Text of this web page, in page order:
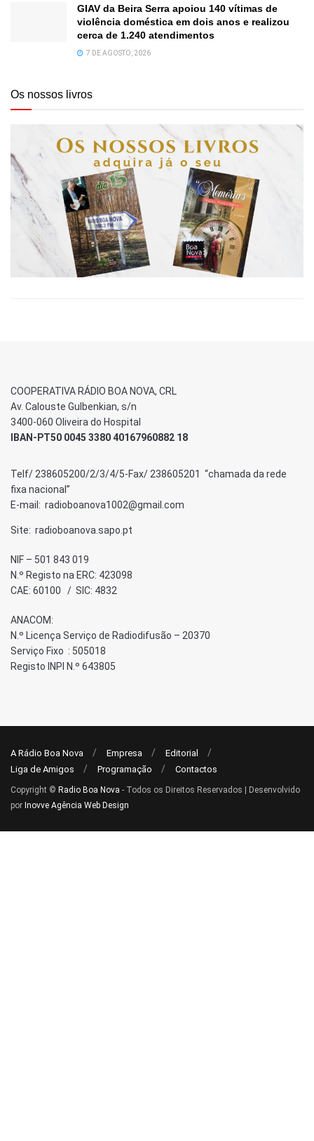
GIAV da Beira Serra apoiou 140 vítimas de
violência doméstica em dois anos e realizou
cerca de 1.240 atendimentos
7 DE AGOSTO, 2026
Os nossos livros
COOPERATIVA RÁDIO BOA NOVA, CRL
Av. Calouste Gulbenkian, s/n
3400-060 Oliveira do Hospital
IBAN-PT50 0045 3380 40167960882 18
Telf/ 238605200/2/3/4/5-Fax/ 238605201 “chamada da rede
fixa nacional”
E-mail: radioboanova1002@gmail.com
Site: radioboanova.sapo.pt
NIF – 501 843 019
N.º Registo na ERC: 423098
CAE: 60100 / SIC: 4832
ANACOM:
N.º Licença Serviço de Radiodifusão – 20370
Serviço Fixo : 505018
Registo INPI N.º 643805
A Rádio Boa Nova Empresa
Editorial
Liga de Amigos
Programação Contactos
Copyright © Radio Boa Nova - Todos os Direitos Reservados | Desenvolvido
por Inovve Agência Web Design